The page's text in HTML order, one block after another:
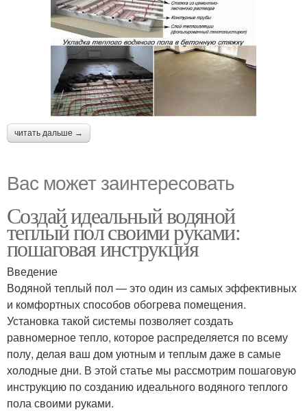
читать дальше →
Вас может заинтересовать
Создай идеальный водяной
теплый пол своими руками:
пошаговая инструкция
Введение
Водяной теплый пол — это один из самых эффективных
и комфортных способов обогрева помещения.
Установка такой системы позволяет создать
равномерное тепло, которое распределяется по всему
полу, делая ваш дом уютным и теплым даже в самые
холодные дни. В этой статье мы рассмотрим пошаговую
инструкцию по созданию идеального водяного теплого
пола своими руками.